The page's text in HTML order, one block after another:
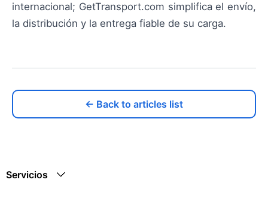
internacional; GetTransport.com simplifica el envío,
la distribución y la entrega fiable de su carga.
← Back to articles list
Servicios